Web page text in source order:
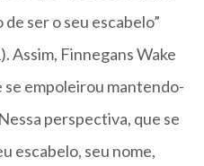
ser o seu escabelo”
Assim, Finnegans Wake
se empoleirou mantendo-
perspectiva, que se
escabelo, seu nome,